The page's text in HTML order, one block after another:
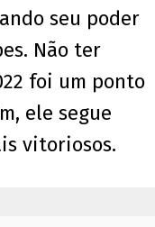
seu poder
Não ter
foi um ponto
ele segue
vitoriosos.